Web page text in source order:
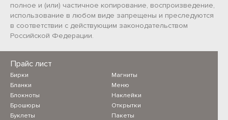
Прайс лист
Бирки
Бланки
Блокноты
Брошюры
Буклеты
Магниты
Меню
Наклейки
Открытки
Пакеты
полное и (или) частичное копирование, воспроизведение,
использование в любом виде запрещены и преследуются
в соответствии с действующим законодательством
Российской Федерации.